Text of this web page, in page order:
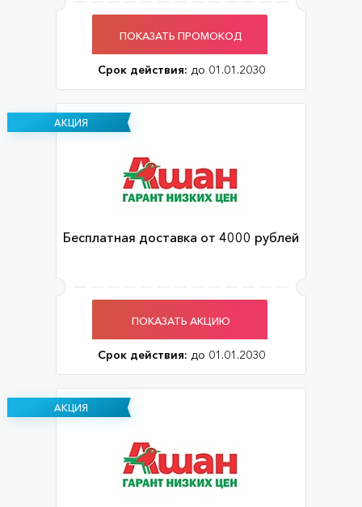
ПОКАЗАТЬ ПРОМОКОД
Срок действия: до 01.01.2030
АКЦИЯ
Бесплатная доставка от 4000 рублей
ПОКАЗАТЬ АКЦИЮ
Срок действия: до 01.01.2030
АКЦИЯ